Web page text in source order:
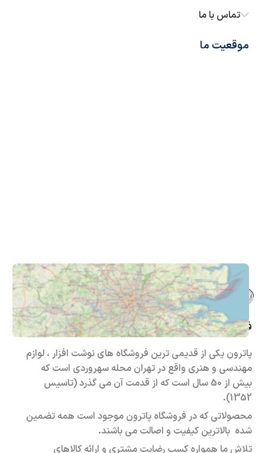
تماس با ما
موقعیت ما
فروشگاه حضوری – اینترنتی پاترون
پاترون یکی از قدیمی ترین فروشگاه های نوشت افزار ، لوازم
مهندسی و هنری واقع در تهران محله سهروردی است که
بیش از 50 سال است که از قدمت آن می گذرد (تاسیس
1352).
محصولاتی که در فروشگاه پاترون موجود است همه تضمین
شده بالاترین کیفیت و اصالت می باشند.
تلاش ما همواره کسب رضایت مشتری و ارائه کالاهای